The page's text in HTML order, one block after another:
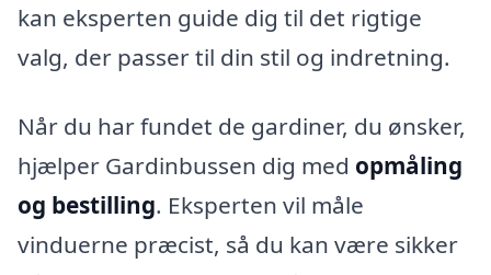
kan eksperten guide dig til det rigtige
valg, der passer til din stil og indretning.
Når du har fundet de gardiner, du ønsker,
hjælper Gardinbussen dig med opmåling
og bestilling. Eksperten vil måle
vinduerne præcist, så du kan være sikker